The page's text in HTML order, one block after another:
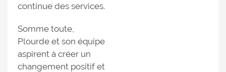
continue des services.
Somme toute,
Plourde et son équipe
aspirent à créer un
changement positif et